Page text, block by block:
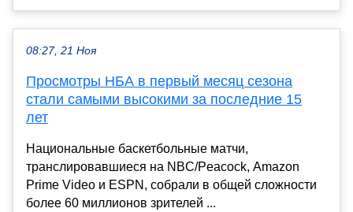
08:27, 21 Ноя
Просмотры НБА в первый месяц сезона
стали самыми высокими за последние 15
лет
Национальные баскетбольные матчи,
транслировавшиеся на NBC/Peacock, Amazon
Prime Video и ESPN, собрали в общей сложности
более 60 миллионов зрителей ...